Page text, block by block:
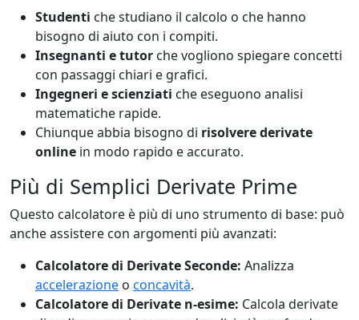
Studenti che studiano il calcolo o che hanno
bisogno di aiuto con i compiti.
Insegnanti e tutor che vogliono spiegare concetti
con passaggi chiari e grafici.
Ingegneri e scienziati che eseguono analisi
matematiche rapide.
Chiunque abbia bisogno di risolvere derivate
online in modo rapido e accurato.
Più di Semplici Derivate Prime
Questo calcolatore è più di uno strumento di base: può
anche assistere con argomenti più avanzati:
Calcolatore di Derivate Seconde: Analizza
accelerazione o concavità.
Calcolatore di Derivate n-esime: Calcola derivate